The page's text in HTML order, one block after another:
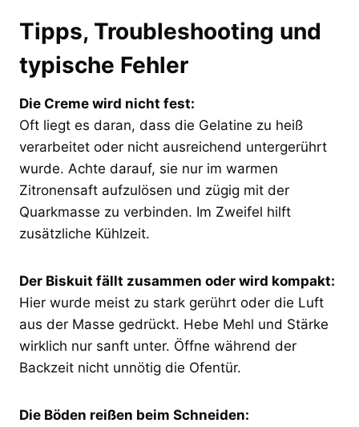
Tipps, Troubleshooting und
typische Fehler
Die Creme wird nicht fest:
Oft liegt es daran, dass die Gelatine zu heiß
verarbeitet oder nicht ausreichend untergerührt
wurde. Achte darauf, sie nur im warmen
Zitronensaft aufzulösen und zügig mit der
Quarkmasse zu verbinden. Im Zweifel hilft
zusätzliche Kühlzeit.
Der Biskuit fällt zusammen oder wird kompakt:
Hier wurde meist zu stark gerührt oder die Luft
aus der Masse gedrückt. Hebe Mehl und Stärke
wirklich nur sanft unter. Öffne während der
Backzeit nicht unnötig die Ofentür.
Die Böden reißen beim Schneiden: